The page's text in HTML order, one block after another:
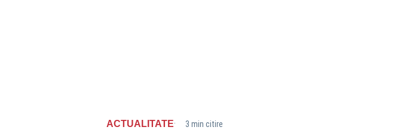
ACTUALITATE· 3 min citire